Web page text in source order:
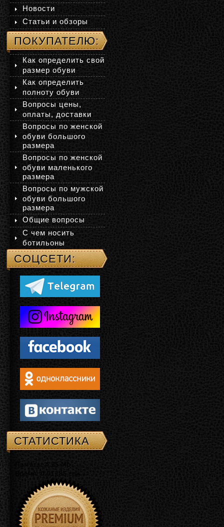
Новости
Статьи и обзоры
ПОКУПАТЕЛЮ:
Как определить свой
размер обуви
Как определить
полноту обуви
Вопросы цены,
оплаты, доставки
Вопросы по женской
обуви большого
размера
Вопросы по женской
обуви маленького
размера
Вопросы по мужской
обуви большого
размера
Общие вопросы
С чем носить
ботильоны
СОЦСЕТИ:
СТАТИСТИКА
Память: 4.25 Mb
Время: 0.01285 сек.